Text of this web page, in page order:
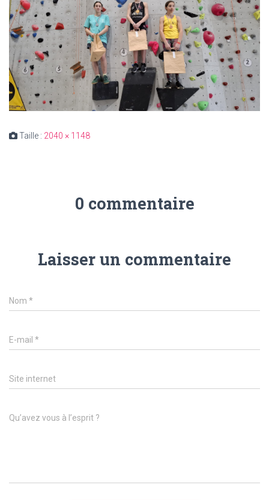
Taille : 2040 × 1148
0 commentaire
Laisser un commentaire
Nom *
E-mail *
Site internet
Qu’avez vous à l’esprit ?